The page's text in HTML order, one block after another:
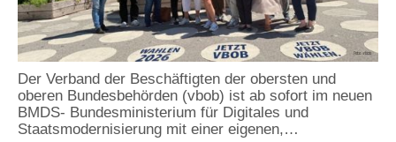
Der Verband der Beschäftigten der obersten und
oberen Bundesbehörden (vbob) ist ab sofort im neuen
BMDS- Bundesministerium für Digitales und
Staatsmodernisierung mit einer eigenen,…